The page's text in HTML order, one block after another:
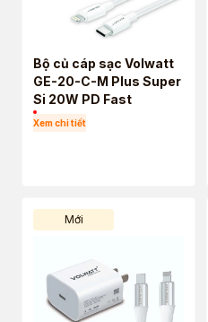
Bộ củ cáp sạc Volwatt
GE-20-C-M Plus Super
Si 20W PD Fast
Charger
Xem chi tiết
Mới